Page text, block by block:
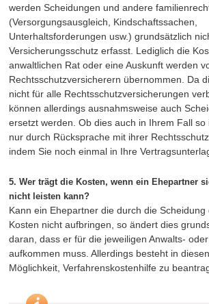
werden Scheidungen und andere
(Versorgungsausgleich, Kindschaftssachen,
Unterhaltsforderungen usw.) grundsätzlich
Versicherungsschutz erfasst. Lediglich die
anwaltlichen Rat oder eine Auskunft werden
Rechtsschutzversicherern übernommen. Da
nicht für alle Rechtsschutzversicherungen
können allerdings ausnahmsweise auch
ersetzt werden. Ob dies auch in Ihrem Fall so
nur durch Rücksprache mit ihrer
indem Sie noch einmal in Ihre
5. Wer trägt die Kosten, wenn ein Ehepartner
nicht leisten kann?
Kann ein Ehepartner die durch die Scheidung
Kosten nicht aufbringen, so ändert dies
daran, dass er für die jeweiligen Anwalts-
aufkommen muss. Allerdings besteht in
Möglichkeit, Verfahrenskostenhilfe zu